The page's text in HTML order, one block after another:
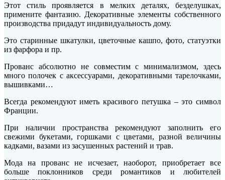
Этот стиль проявляется в мелких деталях, безделушках,
примените фантазию. Декоративные элементы собственного
производства придадут индивидуальность дому.
Это старинные шкатулки, цветочные кашпо, фото, статуэтки
из фарфора и пр.
Прованс абсолютно не совместим с минимализмом, здесь
много полочек с аксессуарами, декоративными тарелочками,
вышивками…
Всегда рекомендуют иметь красивого петушка – это символ
Франции.
При наличии пространства рекомендуют заполнить его
свежими букетами, горшками с цветами, разной величины
кадками, вазами из засушенных растений и трав.
Мода на прованс не исчезает, наоборот, приобретает все
больше поклонников среди романтиков и любителей